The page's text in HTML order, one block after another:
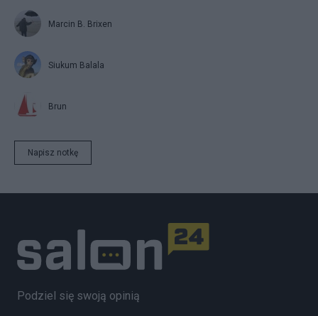
Marcin B. Brixen
Siukum Balala
Brun
Napisz notkę
Podziel się swoją opinią